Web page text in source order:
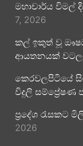
මහාචාර්ය විමල්
7, 2026
කල් ඉකුත් වූ
ආයතනයක්
කෙරවලපිටියේ
විදුලි සම්ප්‍රේෂණ
ප්‍රදේශ රැසකට
2026